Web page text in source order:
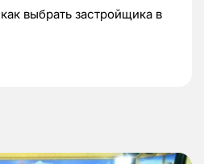
выбрать застройщика в